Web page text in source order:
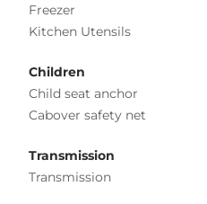
Freezer
Kitchen Utensils
Children
Child seat anchor
Cabover safety net
Transmission
Transmission